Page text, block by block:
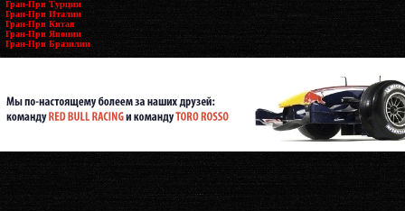
Гран-При Турции
Гран-При Италии
Гран-При Китая
Гран-При Японии
Гран-При Бразилии